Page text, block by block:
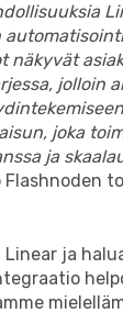
näkyvät
jolloin
joka
ja
Flashnoden
Linear ja